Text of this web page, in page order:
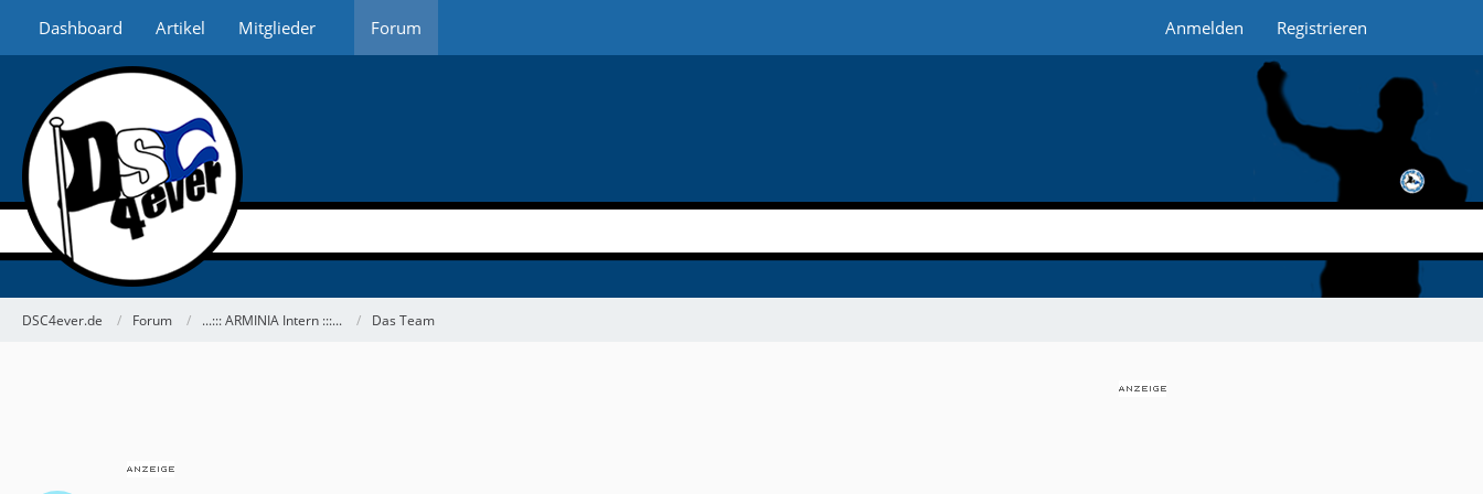
Dashboard Artikel Mitglieder Forum Anmelden Registrieren
DSC4ever.de Forum ...::: ARMINIA Intern :::... Das Team